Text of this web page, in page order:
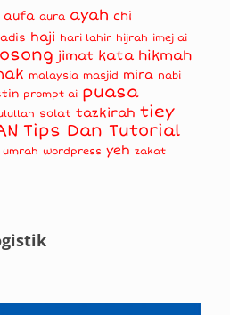
aufa aura ayah chi
haji hari lahir hijrah imej ai
jimat kata hikmah
malaysia masjid mira nabi
prompt ai puasa
solat tazkirah tiey
Tips Dan Tutorial
umrah wordpress yeh zakat